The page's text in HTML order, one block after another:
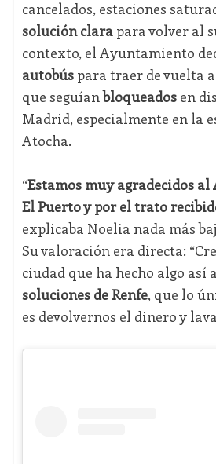
cancelados, estaciones
solución clarapara volver al
contexto, el Ayuntamiento
autobúspara traer de vuelta
que seguíanbloqueadosen
Madrid, especialmente en la
Atocha.
“Estamos muy agradecidos
El Puerto y por el trato
explicaba Noelia nada más
Su valoración era directa:
ciudad que ha hecho algo así
soluciones de Renfe, que lo
es devolvernos el dinero y